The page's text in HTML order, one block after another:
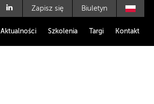
Zapisz się Biuletyn
Aktualności Szkolenia Targi Kontakt